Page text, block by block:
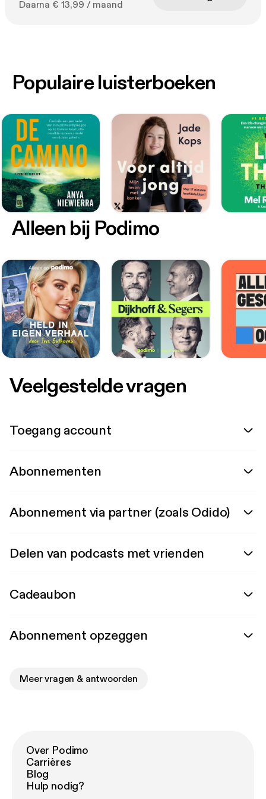
Daarna € 13,99 / maand
Alleen bij Podimo
Populaire luisterboeken
Veelgestelde vragen
Toegang account
Abonnementen
Abonnement via partner (zoals Odido)
Delen van podcasts met vrienden
Cadeaubon
Abonnement opzeggen
Meer vragen & antwoorden
Over Podimo
Carrières
Blog
Hulp nodig?